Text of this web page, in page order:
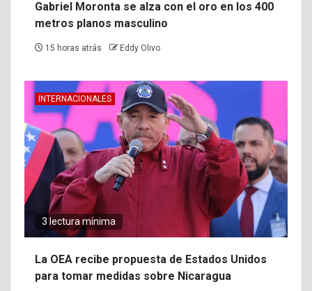
Gabriel Moronta se alza con el oro en los 400
metros planos masculino
15 horas atrás Eddy Olivo
INTERNACIONALES
3 lectura mínima
La OEA recibe propuesta de Estados Unidos
para tomar medidas sobre Nicaragua